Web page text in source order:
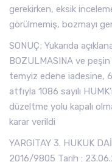
gerekirken, eksik
görülmemiş, bozmayı
SONUÇ; Yukarıda
BOZULMASINA ve
temyiz edene iadesine,
atfıyla 1086 sayılı
düzeltme yolu kapalı
karar verildi
YARGITAY 3. HUKUK
2016/9805 Tarih :